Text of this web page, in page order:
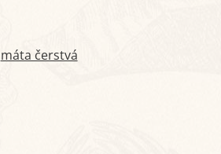
máta čerstvá